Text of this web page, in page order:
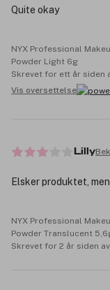
Quite okay
NYX Professional
Powder Light 6g
Skrevet for ett år siden
Vis oversettelse
Lilly
Elsker produktet,
NYX Professional
Powder Translucent
Skrevet for 2 år siden